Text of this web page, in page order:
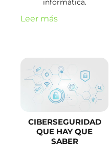
informática.
Leer más
CIBERSEGURIDAD
QUE HAY QUE
SABER